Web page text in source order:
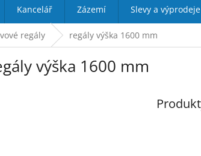
Kancelář Zázemí Slevy a výprodeje
regály regály výška 1600 mm
výška 1600 mm